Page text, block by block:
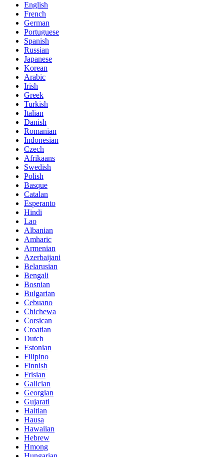
English
French
German
Portuguese
Spanish
Russian
Japanese
Korean
Arabic
Irish
Greek
Turkish
Italian
Danish
Romanian
Indonesian
Czech
Afrikaans
Swedish
Polish
Basque
Catalan
Esperanto
Hindi
Lao
Albanian
Amharic
Armenian
Azerbaijani
Belarusian
Bengali
Bosnian
Bulgarian
Cebuano
Chichewa
Corsican
Croatian
Dutch
Estonian
Filipino
Finnish
Frisian
Galician
Georgian
Gujarati
Haitian
Hausa
Hawaiian
Hebrew
Hmong